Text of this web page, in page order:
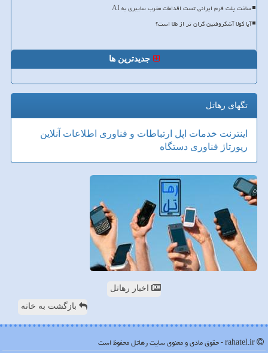
ساخت پلت فرم ایرانی تست اقدامات مخرب سایبری به AI
آیا کولا آشکروفتین گران تر از طلا است؟
جدیدترین ها
تگهای رهاتل
اینترنت خدمات اپل ارتباطات و فناوری اطلاعات آنلاین
رپورتاژ فناوری دستگاه
اخبار رهاتل
بازگشت به خانه